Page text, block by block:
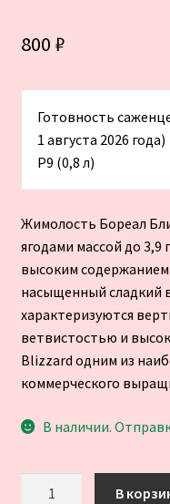
800 ₽
Готовность
1 августа 2026 года)
Р9 (0,8 л)
Жимолость Бореал
ягодами массой до
высоким
насыщенный сладкий
характеризуются
ветвистостью и
Blizzard одним из
коммерческого
В наличии.
В